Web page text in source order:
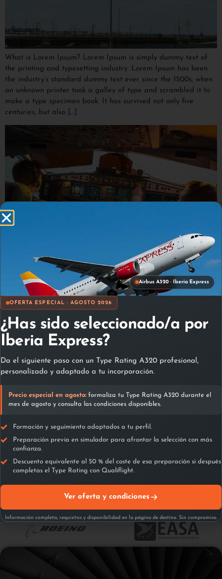
What is Lorem Ipsum? Lorem Ipsum is simply dummy text of
the printing and typesetting industry. Lorem Ipsum has been
the industry’s standard dummy text ever since the 1500s, when
an unknown printer took a galley of type and scrambled it to
make a type specimen book. It has survived not only five
centuries, but also […]
What is Lorem Ipsum? Lorem Ipsum is simply dummy text of
the printing and typesetting industry. Lorem Ipsum has been
the industry’s standard dummy text ever since the 1500s, when
an unknown printer took a galley of type and scrambled it to
make a type specimen book. It has survived not only five
centuries, but also […]
What is Lorem Ipsum? Lorem Ipsum is simply dummy text of
the printing and typesetting industry. Lorem Ipsum has been
an unknown printer took a galley of type and scrambled it to
make a type specimen book. It has survived not only five
OFERTA ESPECIAL · AGOSTO 2026
¿Has sido seleccionado/a por
Iberia Express?
Da el siguiente paso con un Type Rating A320 profesional,
personalizado y adaptado a tu incorporación.
Precio especial en agosto: formaliza tu Type Rating A320 durante el
mes de agosto y consulta las condiciones disponibles.
Formación y seguimiento adaptados a tu perfil.
Preparación previa en simulador para afrontar la selección con más
confianza.
Descuento equivalente al 50 % del coste de esa preparación si después
completas el Type Rating con Qualiflight.
Ver oferta y condiciones
Información completa, requisitos y disponibilidad en la página de destino. Sin compromiso.
Airbus A320 · Iberia Express